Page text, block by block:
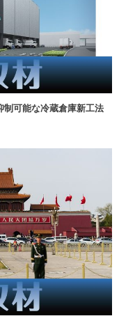
制可能な冷蔵倉庫新工法